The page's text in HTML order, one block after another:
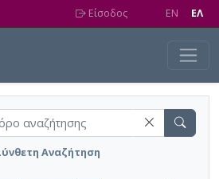
Είσοδος EN EΛ
Αναζήτηση